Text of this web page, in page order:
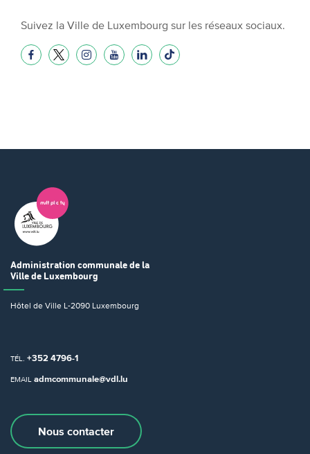
Suivez la Ville de Luxembourg sur les réseaux sociaux.
Administration communale de la
Ville de Luxembourg
Hôtel de Ville L-2090 Luxembourg
TÉL. +352 4796-1
EMAIL admcommunale@vdl.lu
Nous contacter